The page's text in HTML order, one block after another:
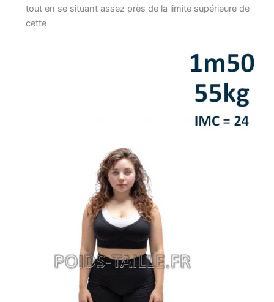
tout en se situant assez près de la limite supérieure de
cette